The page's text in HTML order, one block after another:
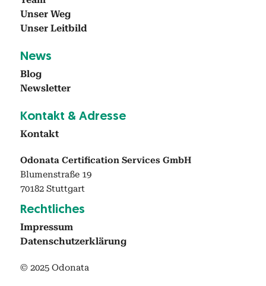
Unser Weg
Unser Leit­bild
News
Blog
Newslet­ter
Kon­takt & Adresse
Kon­takt
Odonata Certification Services GmbH
Blumenstraße 19
70182 Stuttgart
Rechtlich­es
Impres­sum
Daten­schutzerk­lärung
© 2025 Odonata